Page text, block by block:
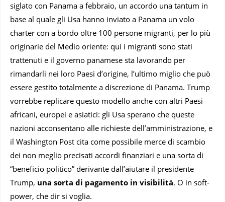
siglato con Panama a febbraio, un accordo una tantum in
base al quale gli Usa hanno inviato a Panama un volo
charter con a bordo oltre 100 persone migranti, per lo più
originarie del Medio oriente: qui i migranti sono stati
trattenuti e il governo panamese sta lavorando per
rimandarli nei loro Paesi d’origine, l’ultimo miglio che può
essere gestito totalmente a discrezione di Panama. Trump
vorrebbe replicare questo modello anche con altri Paesi
africani, europei e asiatici: gli Usa sperano che queste
nazioni acconsentano alle richieste dell’amministrazione, e
il Washington Post cita come possibile merce di scambio
dei non meglio precisati accordi finanziari e una sorta di
“beneficio politico” derivante dall’aiutare il presidente
Trump, una sorta di pagamento in visibilità. O in soft-
power, che dir si voglia.